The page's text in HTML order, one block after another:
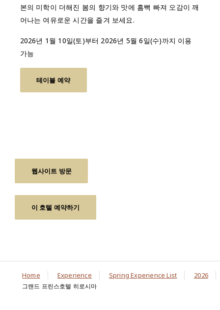
본의 미학이 더해진 봄의 향기와 맛에 흠뻑 빠져 오감이 깨
어나는 여유로운 시간을 즐겨 보세요.
2026년 1월 10일(토)부터 2026년 5월 6일(수)까지 이용
가능
테이블 예약
웹사이트 방문
이 호텔 예약하기
Home Experience Spring Experience List 2026
그랜드 프린스호텔 히로시마